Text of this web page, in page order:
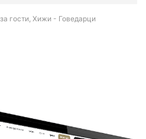
гости, Хижи - Говедарци